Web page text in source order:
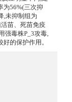
为56%(三次抑
,未抑制组为
苗、死苗免疫
强毒株P_3攻毒,
的保护作用。